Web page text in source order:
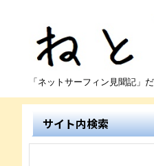
「ネットサーフィン見聞記」だ
サイト内検索